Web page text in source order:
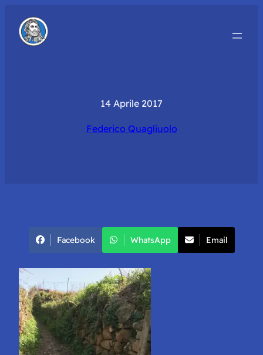
14 Aprile 2017
Federico Quagliuolo
Facebook WhatsApp Email